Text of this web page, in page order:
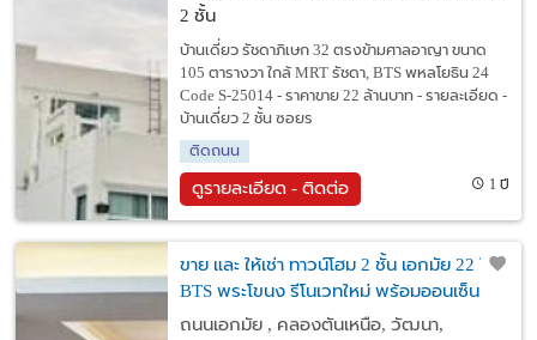
2 ชั้น
บ้านเดี่ยว รัชดาภิเษก 32 ตรงข้ามศาลอาญา ขนาด
105 ตารางวา ใกล้ MRT รัชดา, BTS พหลโยธิน 24
Code S-25014 - ราคาขาย 22 ล้านบาท - รายละเอียด -
บ้านเดี่ยว 2 ชั้น ซอยร
ติดถนน
ดูรายละเอียด - ติดต่อ 1 ปี
ขาย และ ให้เช่า ทาวน์โฮม 2 ชั้น เอกมัย 22 ใกล้
BTS พระโขนง รีโนเวทใหม่ พร้อมออนเซ็น
ส่วนตัว
ถนนเอกมัย , คลองตันเหนือ, วัฒนา,